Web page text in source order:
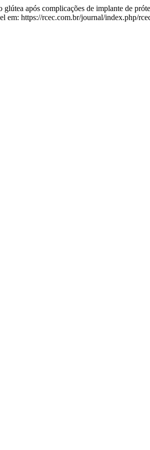
após complicações de implante de
https://rcec.com.br/journal/index.php/